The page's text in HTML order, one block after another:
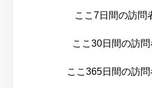
ここ7日間の訪問
ここ30日間の訪問
ここ365日間の訪問